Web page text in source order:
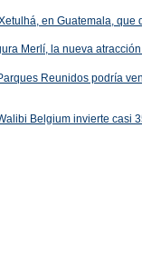
en Guatemala,
Merlí, la nueva
Reunidos podría
Belgium invierte casi